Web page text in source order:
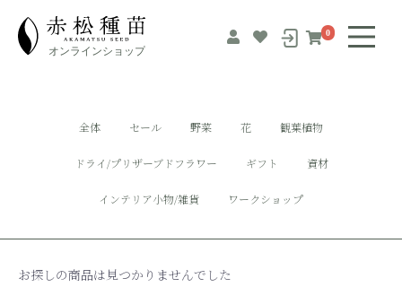
0
全体 セール 野菜 花 観葉植物
ドライ/プリザーブドフラワー ギフト 資材
インテリア小物/雑貨 ワークショップ
お探しの商品は見つかりませんでした